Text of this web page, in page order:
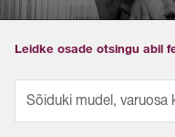
Leidke osade otsingu abil